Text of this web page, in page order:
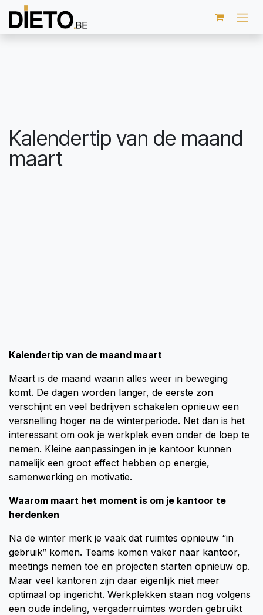
Overslaan naar inhoud
Kalendertip van de maand
maart
Kalendertip van de maand maart
Maart is de maand waarin alles weer in beweging
komt. De dagen worden langer, de eerste zon
verschijnt en veel bedrijven schakelen opnieuw een
versnelling hoger na de winterperiode. Net dan is het
interessant om ook je werkplek even onder de loep te
nemen. Kleine aanpassingen in je kantoor kunnen
namelijk een groot effect hebben op energie,
samenwerking en motivatie.
Waarom maart het moment is om je kantoor te
herdenken
Na de winter merk je vaak dat ruimtes opnieuw “in
gebruik” komen. Teams komen vaker naar kantoor,
meetings nemen toe en projecten starten opnieuw op.
Maar veel kantoren zijn daar eigenlijk niet meer
optimaal op ingericht. Werkplekken staan nog volgens
een oude indeling, vergaderruimtes worden gebruikt